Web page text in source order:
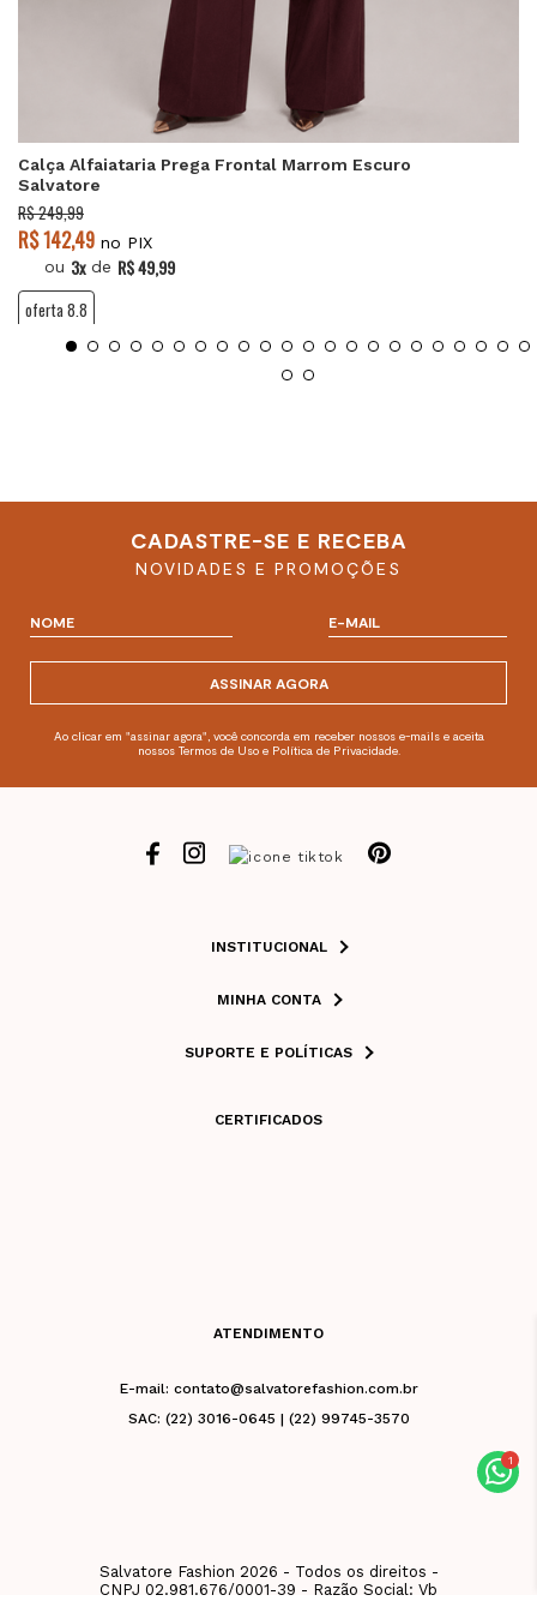
Calça Alfaiataria Prega Frontal Marrom Escuro
Salvatore
R$ 249,99
R$ 142,49 no PIX
ou 3x de R$ 49,99
oferta 8.8
CADASTRE-SE E RECEBA
NOVIDADES E PROMOÇÕES
ASSINAR AGORA
Ao clicar em "assinar agora", você concorda em receber nossos e-mails e aceita
nossos Termos de Uso e Política de Privacidade.
INSTITUCIONAL
MINHA CONTA
SUPORTE E POLÍTICAS
CERTIFICADOS
ATENDIMENTO
E-mail: contato@salvatorefashion.com.br
SAC: (22) 3016-0645 | (22) 99745-3570
Salvatore Fashion 2026 - Todos os direitos -
CNPJ 02.981.676/0001-39 - Razão Social: Vb